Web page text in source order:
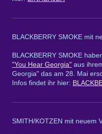
BLACKBERRY SMOKE mit
BLACKBERRY SMOKE
"You Hear Georgia" aus
Georgia" das am 28. Mai
Infos findet ihr hier:
SMITH/KOTZEN mit neuem